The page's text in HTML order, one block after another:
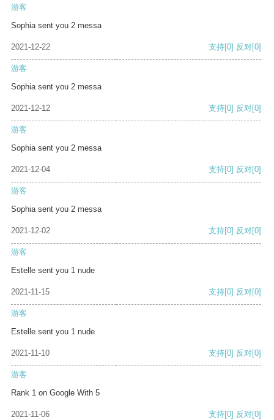
游客
Sophia sent you 2 messa
2021-12-22 支持[0] 反对[0]
游客
Sophia sent you 2 messa
2021-12-12 支持[0] 反对[0]
游客
Sophia sent you 2 messa
2021-12-04 支持[0] 反对[0]
游客
Sophia sent you 2 messa
2021-12-02 支持[0] 反对[0]
游客
Estelle sent you 1 nude
2021-11-15 支持[0] 反对[0]
游客
Estelle sent you 1 nude
2021-11-10 支持[0] 反对[0]
游客
Rank 1 on Google With 5
2021-11-06 支持[0] 反对[0]